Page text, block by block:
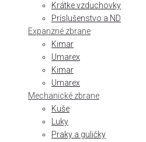
Krátke vzduchovky
Príslušenstvo a ND
Expanzné zbrane
Kimar
Umarex
Kimar
Umarex
Mechanické zbrane
Kuše
Luky
Praky a guličky